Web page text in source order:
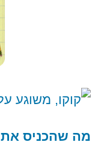
מה שהכניס את